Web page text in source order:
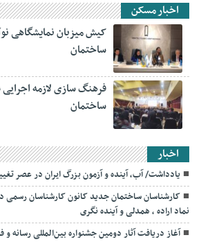
اخبار مسکن
کیش میزبان نمایشگاهی
ساختمان
فرهنگ سازی لازمه
ساختمان
اخبار
یادداشت/ آب، آینده و آزمون بزرگ ایران در عصر
کارشناسان ساختمان جدید کانون کارشناسان رسمی
نماد اراده ، همدلی و آینده نگری
آغاز دریافت آثار دومین جشنواره بین‌المللی رسانه